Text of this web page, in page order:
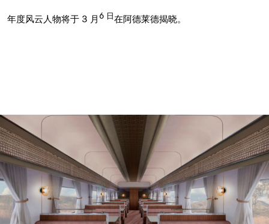
年度风云人物将于 3 月 6 日在阿德莱德揭晓。